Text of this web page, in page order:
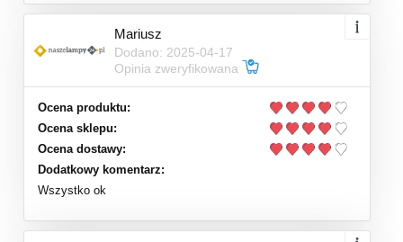
Mariusz
Dodano: 2025-04-17
Opinia zweryfikowana
Ocena produktu:
Ocena sklepu:
Ocena dostawy:
Dodatkowy komentarz:
Wszystko ok